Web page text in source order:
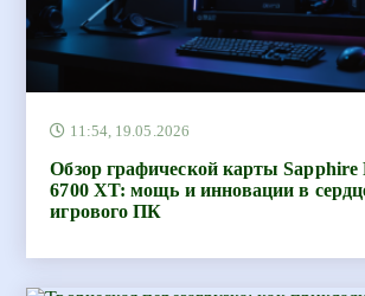
11:54, 19.05.2026
Обзор графической карты Sapphire
6700 XT: мощь и инновации в
игрового ПК